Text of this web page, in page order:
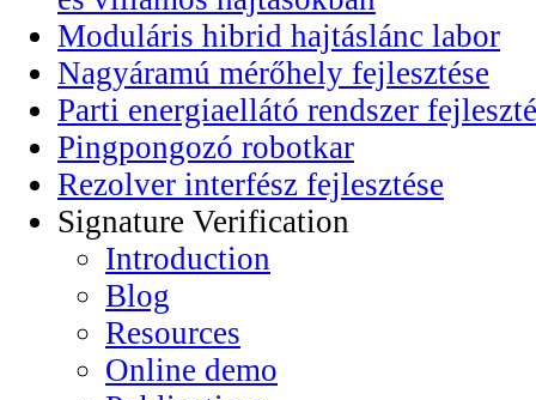
Moduláris hibrid hajtáslánc labor
Nagyáramú mérőhely fejlesztése
Parti energiaellátó rendszer
Pingpongozó robotkar
Rezolver interfész fejlesztése
Signature Verification
Introduction
Blog
Resources
Online demo